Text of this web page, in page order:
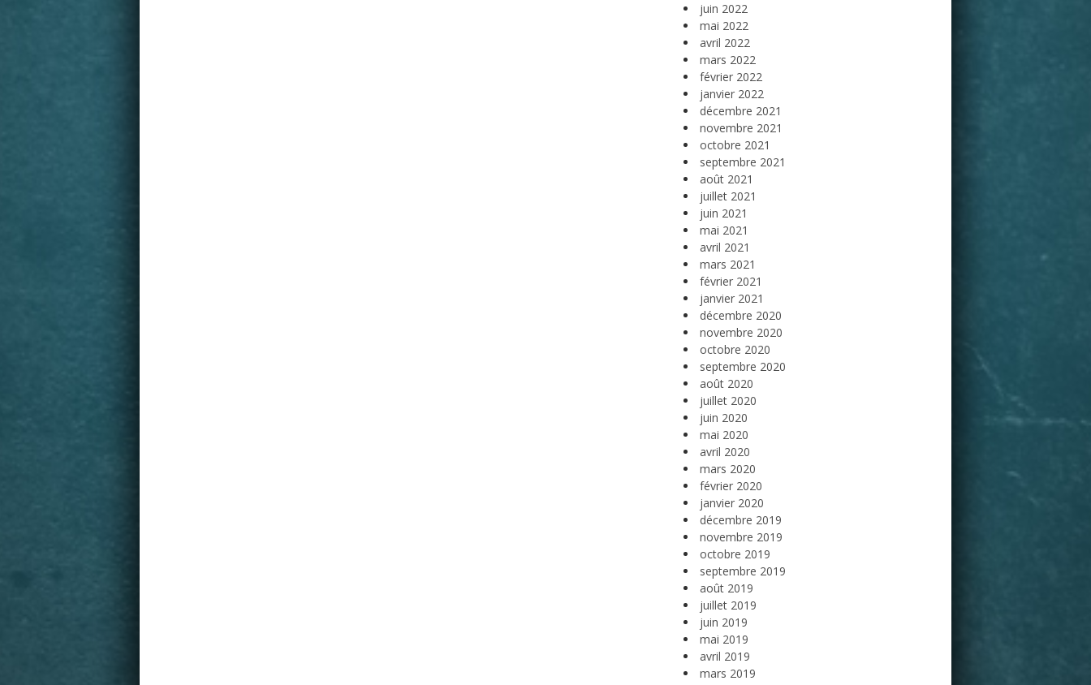
juin 2022
mai 2022
avril 2022
mars 2022
février 2022
janvier 2022
décembre 2021
novembre 2021
octobre 2021
septembre 2021
août 2021
juillet 2021
juin 2021
mai 2021
avril 2021
mars 2021
février 2021
janvier 2021
décembre 2020
novembre 2020
octobre 2020
septembre 2020
août 2020
juillet 2020
juin 2020
mai 2020
avril 2020
mars 2020
février 2020
janvier 2020
décembre 2019
novembre 2019
octobre 2019
septembre 2019
août 2019
juillet 2019
juin 2019
mai 2019
avril 2019
mars 2019